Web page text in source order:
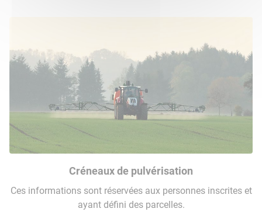
Créneaux de pulvérisation
Ces informations sont réservées aux personnes inscrites et
ayant défini des parcelles.